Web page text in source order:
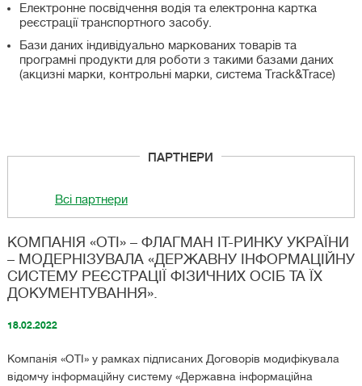
Електронне посвідчення водія та електронна картка
реєстрації транспортного засобу.
Бази даних індивідуально маркованих товарів та
програмні продукти для роботи з такими базами даних
(акцизні марки, контрольні марки, система Track&Trace)
ПАРТНЕРИ
Всі партнери
КОМПАНІЯ «ОТІ» – ФЛАГМАН IT-РИНКУ УКРАЇНИ
– МОДЕРНІЗУВАЛА «ДЕРЖАВНУ ІНФОРМАЦІЙНУ
СИСТЕМУ РЕЄСТРАЦІЇ ФІЗИЧНИХ ОСІБ ТА ЇХ
ДОКУМЕНТУВАННЯ».
18.02.2022
Компанія «ОТІ» у рамках підписаних Договорів модифікувала
відомчу інформаційну систему «Державна інформаційна